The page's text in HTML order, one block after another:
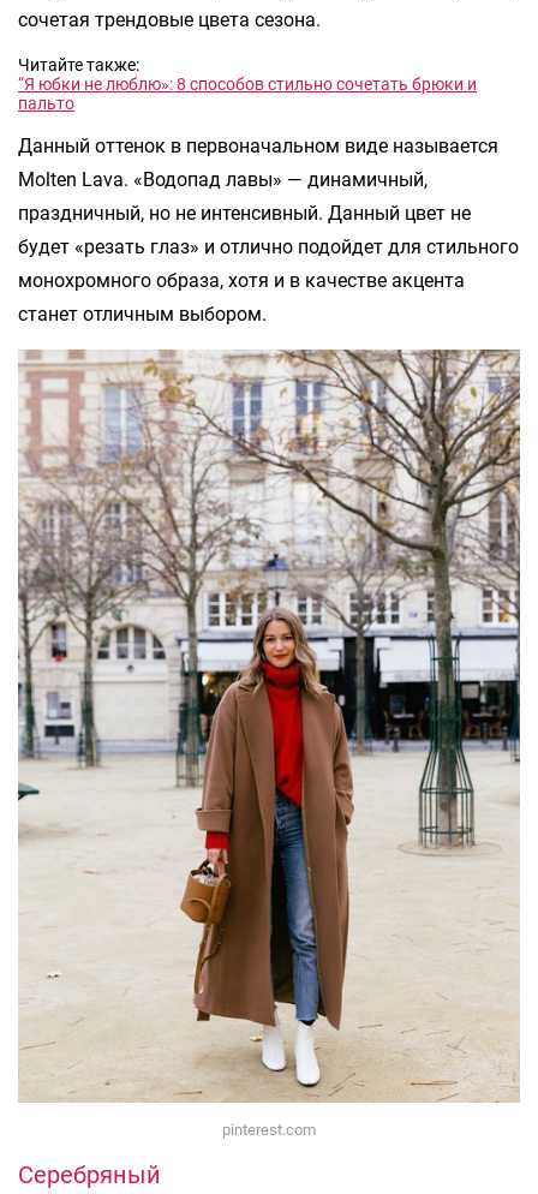
сочетая трендовые цвета сезона.
Читайте также:
“Я юбки не люблю»: 8 способов стильно сочетать брюки и
пальто
Данный оттенок в первоначальном виде называется
Molten Lava. «Водопад лавы» — динамичный,
праздничный, но не интенсивный. Данный цвет не
будет «резать глаз» и отлично подойдет для стильного
монохромного образа, хотя и в качестве акцента
станет отличным выбором.
pinterest.com
Серебряный